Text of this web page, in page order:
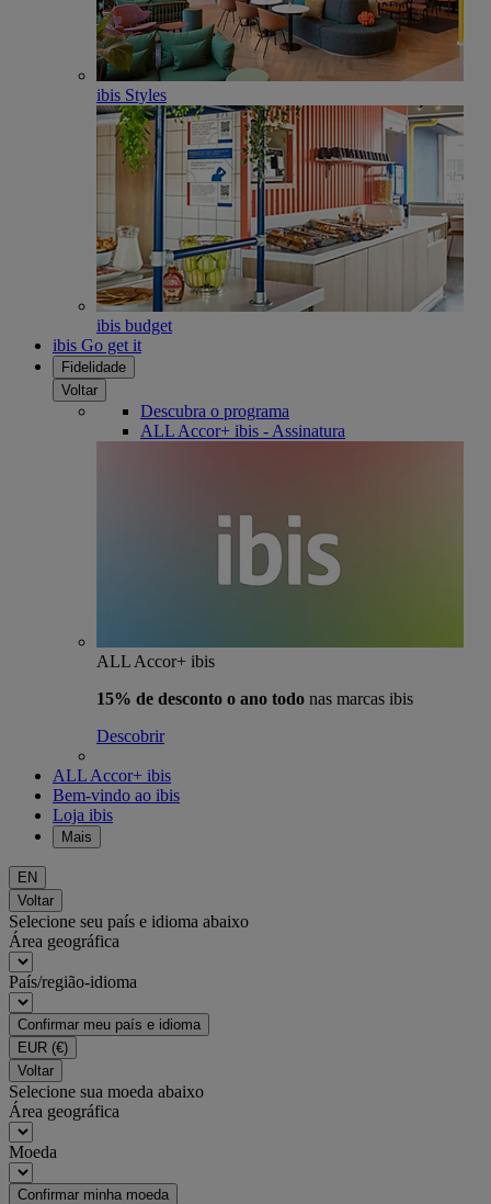
ibis Styles
ibis budget
ibis Go get it
Fidelidade
Voltar
Descubra o programa
ALL Accor+ ibis - Assinatura
ALL Accor+ ibis
15% de desconto o ano todo nas marcas ibis
Descobrir
ALL Accor+ ibis
Bem-vindo ao ibis
Loja ibis
Mais
EN
Voltar
Selecione seu país e idioma abaixo
Área geográfica
País/região-idioma
Confirmar meu país e idioma
EUR (€)
Voltar
Selecione sua moeda abaixo
Área geográfica
Moeda
Confirmar minha moeda